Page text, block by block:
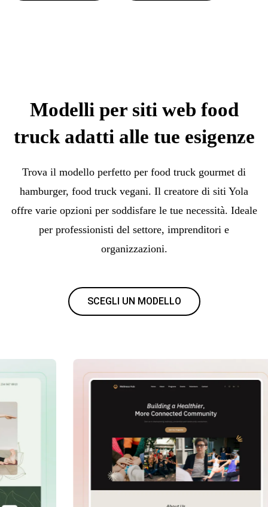
Modelli per siti web food
truck adatti alle tue esigenze
Trova il modello perfetto per food truck gourmet di
hamburger, food truck vegani. Il creatore di siti Yola
offre varie opzioni per soddisfare le tue necessità. Ideale
per professionisti del settore, imprenditori e
organizzazioni.
SCEGLI UN MODELLO